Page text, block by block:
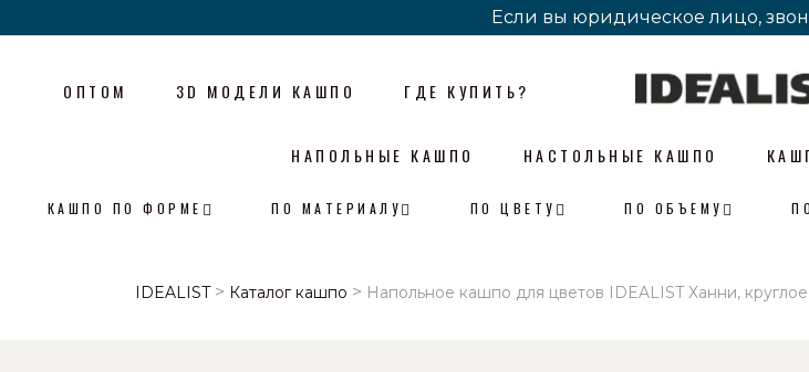
Если вы юридическое лицо,
Если вы юридическое лицо,
ОПТОМ 3D МОДЕЛИ КАШПО ГДЕ КУПИТЬ?
НАПОЛЬНЫЕ КАШПО НАСТОЛЬНЫЕ КАШПО
КАШПО ПО ФОРМЕ ПО МАТЕРИАЛУ ПО ЦВЕТУ ПО ОБЪЕМУ
IDEALIST> Каталог кашпо > Напольное кашпо для цветов IDEALIST Ханни,